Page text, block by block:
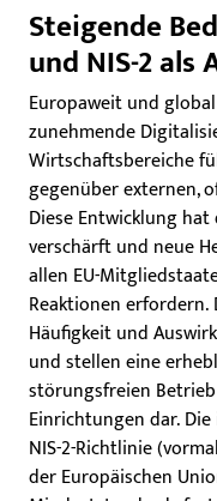
Steigende
und NIS-2
Europaweit und
zunehmende
Wirtschaftsbereiche
gegenüber externen,
Diese Entwicklung
verschärft und neue
allen EU-
Reaktionen erfordern.
Häufigkeit und
und stellen eine
störungsfreien
Einrichtungen dar.
NIS-2-Richtlinie
der Europäischen